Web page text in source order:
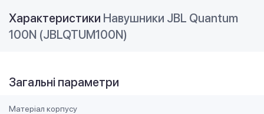
Характеристики Навушники JBL Quantum
100N (JBLQTUM100N)
Загальні параметри
Матеріал корпусу